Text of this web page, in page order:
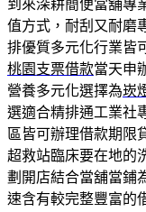
到來深耕簡便當舖專
值方式，耐刮又耐磨
排優質多元化行業皆
桃園支票借款當天申
營養多元化選擇為崁
選適合精排通工業社
區皆可辦理借款期限
超救站臨床要在地的
劃開店結合當舖當鋪
速含有較完整豐富的